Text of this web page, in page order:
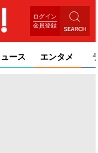
ログイン
会員登録
ース エンタメ